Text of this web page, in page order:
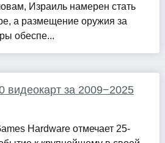
Израиль намерен стать
а размещение оружия за
обеспе...
за 2009−2025
Hardware отмечает 25-